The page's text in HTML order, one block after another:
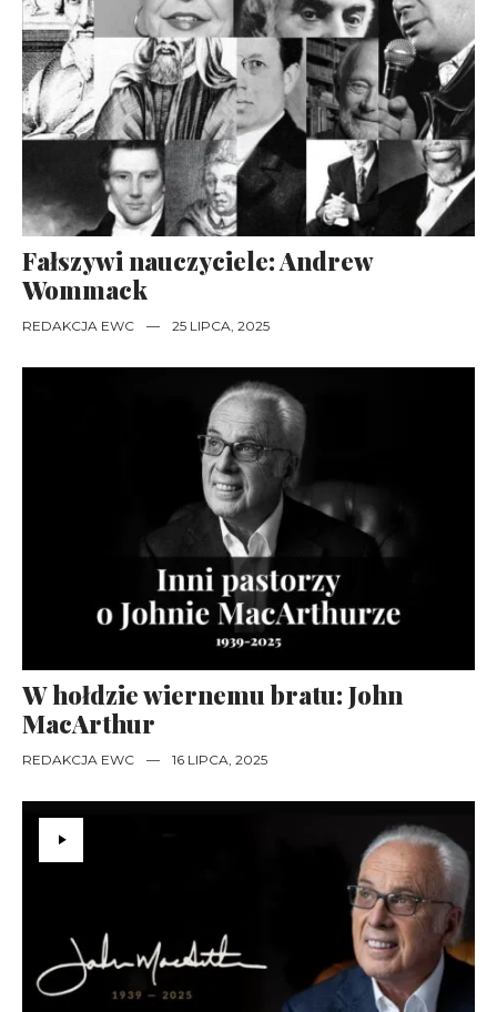
Fałszywi nauczyciele: Andrew
Wommack
REDAKCJA EWC — 25 LIPCA, 2025
W hołdzie wiernemu bratu: John
MacArthur
REDAKCJA EWC — 16 LIPCA, 2025